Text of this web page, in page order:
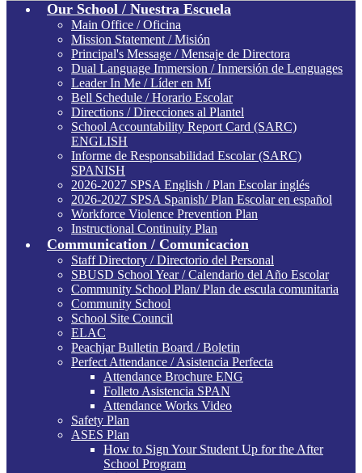
Our School / Nuestra Escuela
Main Office / Oficina
Mission Statement / Misión
Principal's Message / Mensaje de Directora
Dual Language Immersion / Inmersión de Lenguages
Leader In Me / Líder en Mí
Bell Schedule / Horario Escolar
Directions / Direcciones al Plantel
School Accountability Report Card (SARC)
ENGLISH
Informe de Responsabilidad Escolar (SARC)
SPANISH
2026-2027 SPSA English / Plan Escolar inglés
2026-2027 SPSA Spanish/ Plan Escolar en español
Workforce Violence Prevention Plan
Instructional Continuity Plan
Communication / Comunicacion
Staff Directory / Directorio del Personal
SBUSD School Year / Calendario del Año Escolar
Community School Plan/ Plan de escula comunitaria
Community School
School Site Council
ELAC
Peachjar Bulletin Board / Boletin
Perfect Attendance / Asistencia Perfecta
Attendance Brochure ENG
Folleto Asistencia SPAN
Attendance Works Video
Safety Plan
ASES Plan
How to Sign Your Student Up for the After
School Program